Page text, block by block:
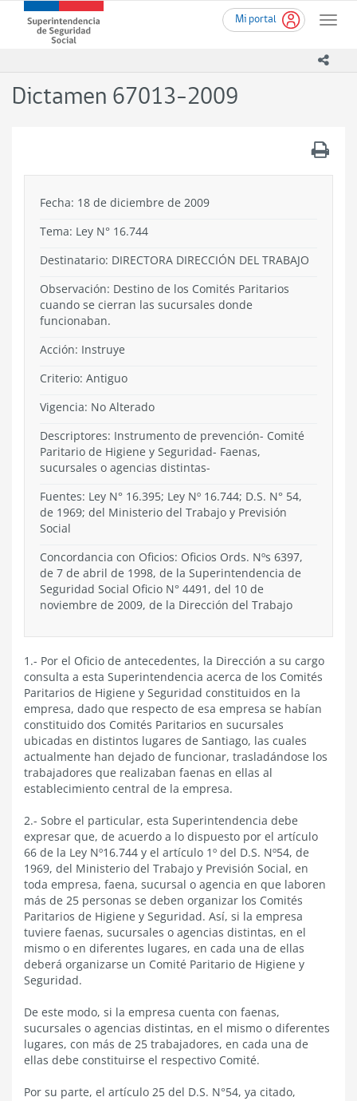
contenido
Mi portal
Toggle
Superintendencia
de
-
Dictamen 67013-2009
Fecha: 18 de diciembre de 2009
Tema: Ley N° 16.744
Destinatario: DIRECTORA DIRECCIÓN DEL TRABAJO
Observación: Destino de los Comités Paritarios
cuando se cierran las sucursales donde
funcionaban.
Acción: Instruye
Criterio: Antiguo
Vigencia: No Alterado
Descriptores: Instrumento de prevención- Comité
Paritario de Higiene y Seguridad- Faenas,
sucursales o agencias distintas-
Fuentes: Ley N° 16.395; Ley Nº 16.744; D.S. N° 54,
de 1969; del Ministerio del Trabajo y Previsión
Social
Concordancia con Oficios: Oficios Ords. Nºs 6397,
de 7 de abril de 1998, de la Superintendencia de
Seguridad Social Oficio N° 4491, del 10 de
noviembre de 2009, de la Dirección del Trabajo
1.- Por el Oficio de antecedentes, la Dirección a su cargo
consulta a esta Superintendencia acerca de los Comités
Paritarios de Higiene y Seguridad constituidos en la
empresa, dado que respecto de esa empresa se habían
constituido dos Comités Paritarios en sucursales
ubicadas en distintos lugares de Santiago, las cuales
actualmente han dejado de funcionar, trasladándose los
trabajadores que realizaban faenas en ellas al
establecimiento central de la empresa.
2.- Sobre el particular, esta Superintendencia debe
expresar que, de acuerdo a lo dispuesto por el artículo
66 de la Ley Nº16.744 y el artículo 1º del D.S. Nº54, de
1969, del Ministerio del Trabajo y Previsión Social, en
toda empresa, faena, sucursal o agencia en que laboren
más de 25 personas se deben organizar los Comités
Paritarios de Higiene y Seguridad. Así, si la empresa
tuviere faenas, sucursales o agencias distintas, en el
mismo o en diferentes lugares, en cada una de ellas
deberá organizarse un Comité Paritario de Higiene y
Seguridad.
De este modo, si la empresa cuenta con faenas,
sucursales o agencias distintas, en el mismo o diferentes
lugares, con más de 25 trabajadores, en cada una de
ellas debe constituirse el respectivo Comité.
Por su parte, el artículo 25 del D.S. N°54, ya citado,